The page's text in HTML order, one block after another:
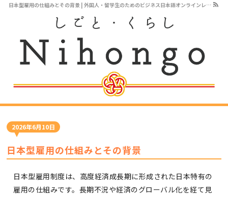
日本型雇用の仕組みとその背景 | 外国人・留学生のためのビジネス日本語オンラインレッスン
日本型雇用の仕組みとその背景
2026年6月10日
日本型雇用制度は、高度経済成長期に形成された日本特有の
雇用の仕組みです。長期不況や経済のグローバル化を経て見